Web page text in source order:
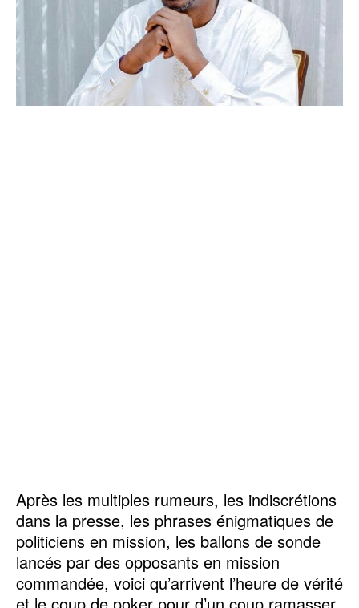
Après les multiples rumeurs, les indiscrétions
dans la presse, les phrases énigmatiques de
politiciens en mission, les ballons de sonde
lancés par des opposants en mission
commandée, voici qu’arrivent l’heure de vérité